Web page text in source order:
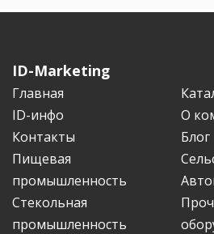
ID-Marketing
Главная
ID-инфо
О
Контакты
Блог
Пищевая
промышленность
Стекольная
промышленность